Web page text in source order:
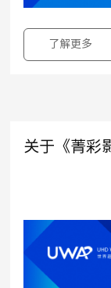
了解更多